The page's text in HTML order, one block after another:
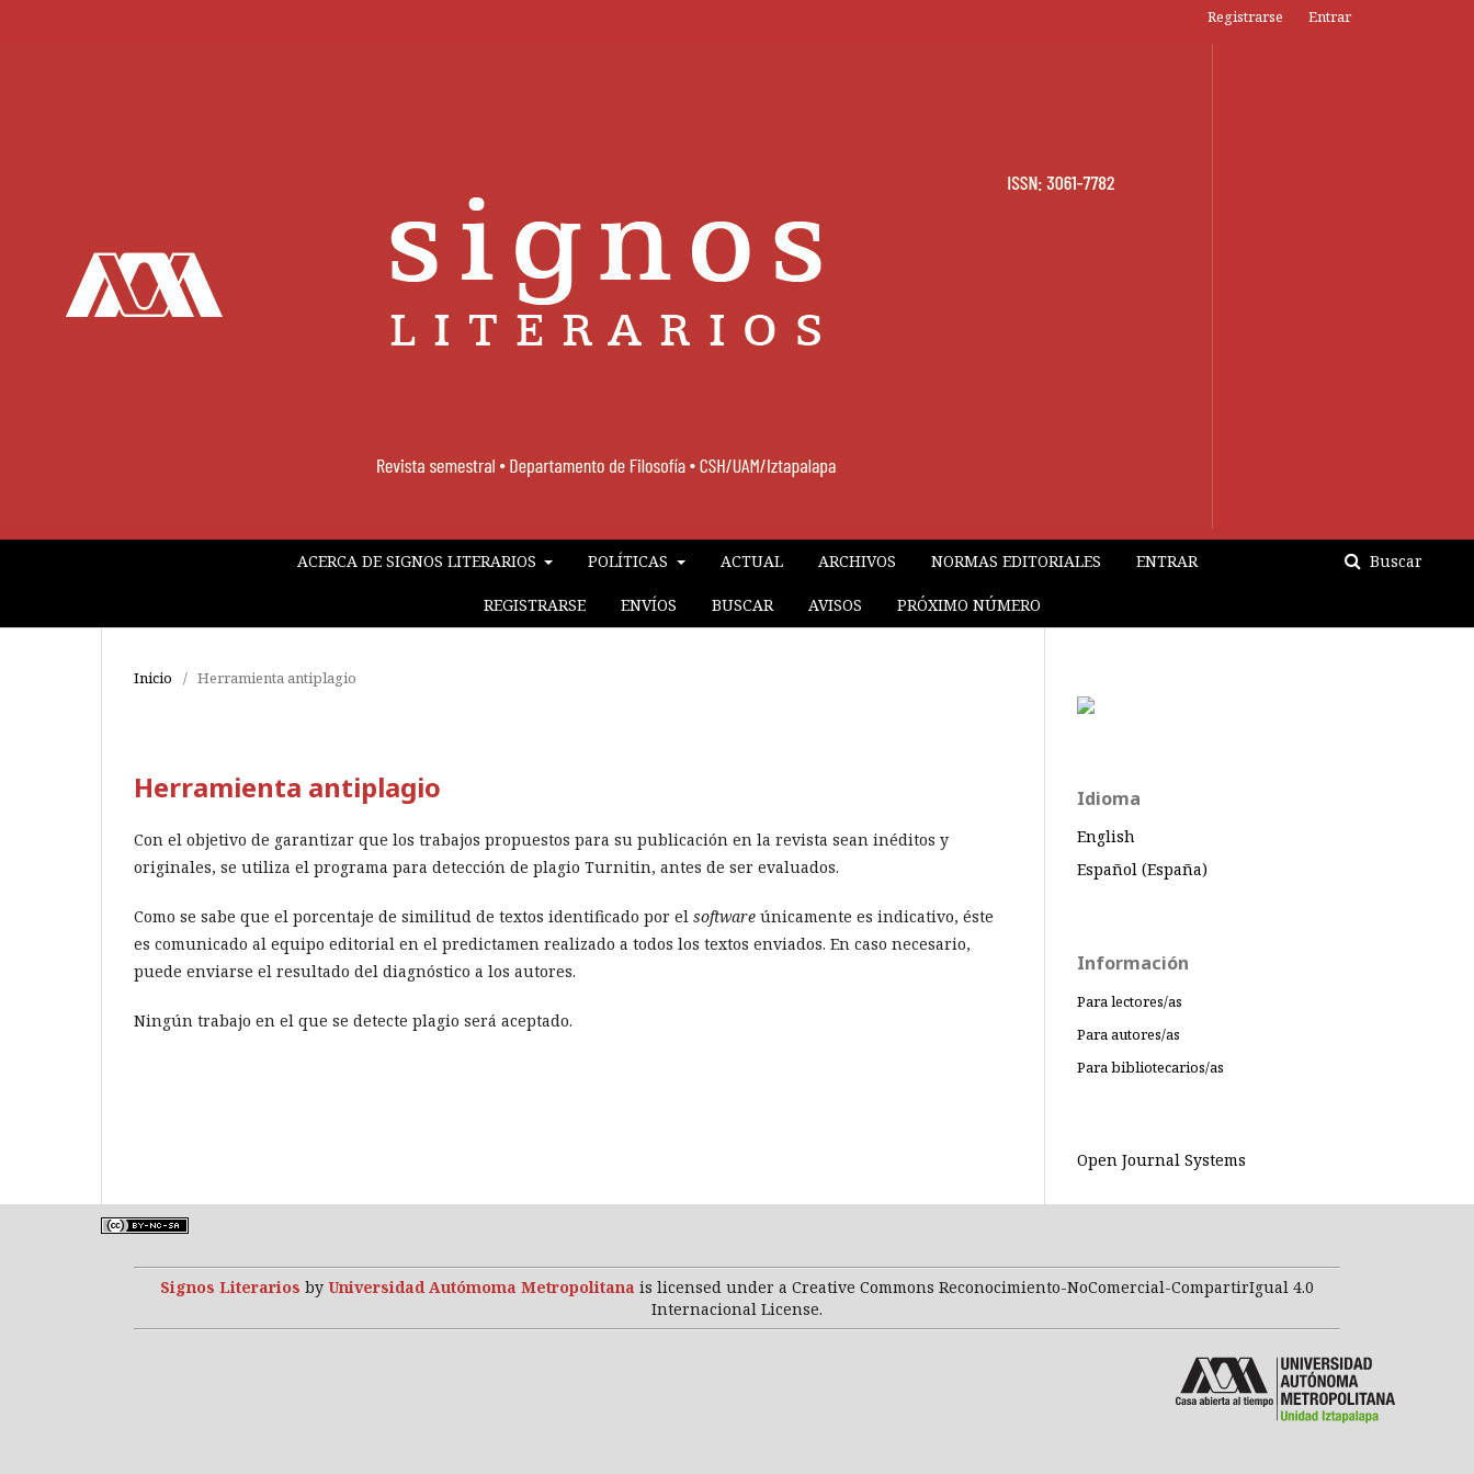
ACERCA DE SIGNOS LITERARIOS POLÍTICAS ACTUAL ARCHIVOS NORMAS EDITORIALES ENTRAR
REGISTRARSE ENVÍOS BUSCAR AVISOS PRÓXIMO NÚMERO
Buscar
Registrarse Entrar
Inicio / Herramienta antiplagio
Herramienta antiplagio
Con el objetivo de garantizar que los trabajos propuestos para su publicación en la revista sean inéditos y
originales, se utiliza el programa para detección de plagio Turnitin, antes de ser evaluados.
Como se sabe que el porcentaje de similitud de textos identificado por el software únicamente es indicativo, éste
es comunicado al equipo editorial en el predictamen realizado a todos los textos enviados. En caso necesario,
puede enviarse el resultado del diagnóstico a los autores.
Ningún trabajo en el que se detecte plagio será aceptado.
Idioma
English
Español (España)
Información
Para lectores/as
Para autores/as
Para bibliotecarios/as
Open Journal Systems
Signos Literarios by Universidad Autómoma Metropolitana is licensed under a Creative Commons Reconocimiento-NoComercial-CompartirIgual 4.0
Internacional License.